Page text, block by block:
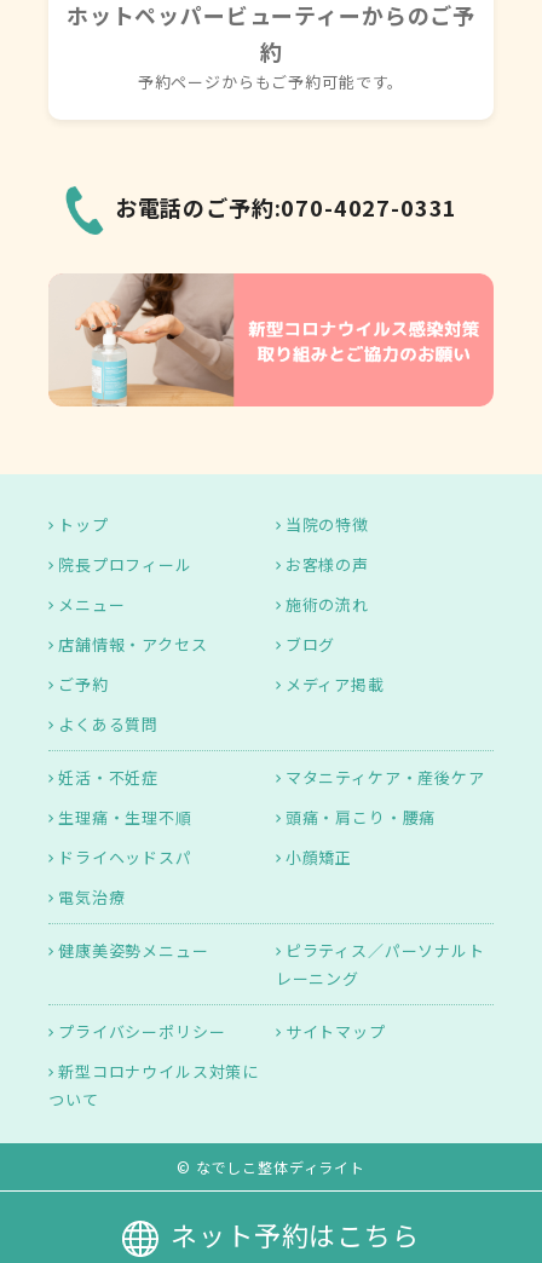
ホットペッパービューティーからのご予
約
予約ページからもご予約可能です。
お電話のご予約:070-4027-0331
トップ
当院の特徴
院長プロフィール
お客様の声
メニュー
施術の流れ
店舗情報・アクセス
ブログ
ご予約
メディア掲載
よくある質問
妊活・不妊症
マタニティケア・産後ケア
生理痛・生理不順
頭痛・肩こり・腰痛
ドライヘッドスパ
小顔矯正
電気治療
健康美姿勢メニュー
ピラティス／パーソナルト
レーニング
プライバシーポリシー
サイトマップ
新型コロナウイルス対策に
ついて
© なでしこ整体ディライト
ネット予約はこちら